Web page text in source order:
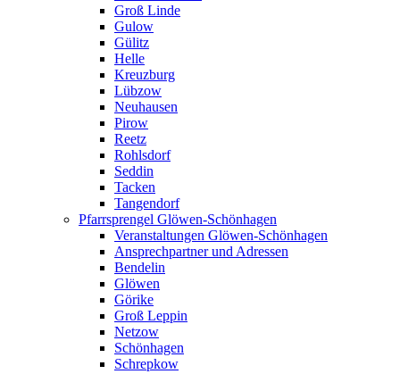
Groß Linde
Gulow
Gülitz
Helle
Kreuzburg
Lübzow
Neuhausen
Pirow
Reetz
Rohlsdorf
Seddin
Tacken
Tangendorf
Pfarrsprengel Glöwen-Schönhagen
Veranstaltungen Glöwen-Schönhagen
Ansprechpartner und Adressen
Bendelin
Glöwen
Görike
Groß Leppin
Netzow
Schönhagen
Schrepkow